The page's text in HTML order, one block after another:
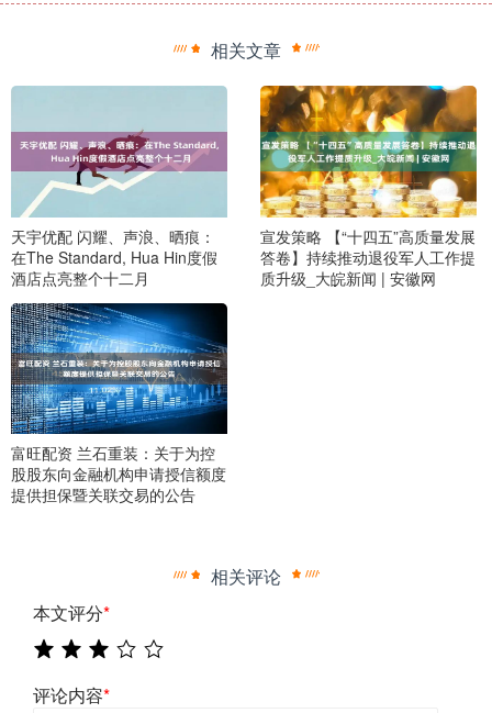
相关文章
天宇优配 闪耀、声浪、晒痕：
在The Standard, Hua Hin度假
酒店点亮整个十二月
宣发策略 【“十四五”高质量发展
答卷】持续推动退役军人工作提
质升级_大皖新闻 | 安徽网
富旺配资 兰石重装：关于为控
股股东向金融机构申请授信额度
提供担保暨关联交易的公告
相关评论
本文评分*
评论内容*